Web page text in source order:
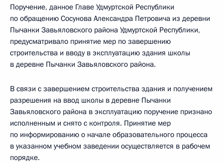
Поручение, данное Главе Удмуртской Республики
по обращению Сосунова Александра Петровича из деревни
Пычанки Завьяловского района Удмуртской Республики,
предусматривало принятие мер по завершению
строительства и вводу в эксплуатацию здания школы
в деревне Пычанки Завьяловского района.
В связи с завершением строительства здания и получением
разрешения на ввод школы в деревне Пычанки
Завьяловского района в эксплуатацию поручение признано
исполненным и снято с контроля. Принятие мер
по информированию о начале образовательного процесса
в указанном учебном заведении осуществляется в рабочем
порядке.